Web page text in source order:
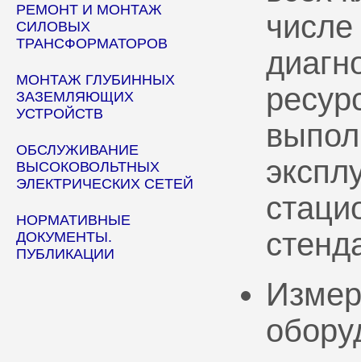
РЕМОНТ И МОНТАЖ
СИЛОВЫХ
ТРАНСФОРМАТОРОВ
МОНТАЖ ГЛУБИННЫХ
ЗАЗЕМЛЯЮЩИХ
УСТРОЙСТВ
ОБСЛУЖИВАНИЕ
ВЫСОКОВОЛЬТНЫХ
ЭЛЕКТРИЧЕСКИХ СЕТЕЙ
НОРМАТИВНЫЕ
ДОКУМЕНТЫ.
ПУБЛИКАЦИИ